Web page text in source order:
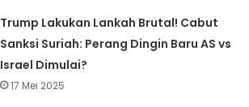
Trump Lakukan Lankah Brutal! Cabut
Sanksi Suriah: Perang Dingin Baru AS vs
Israel Dimulai?
17 Mei 2025